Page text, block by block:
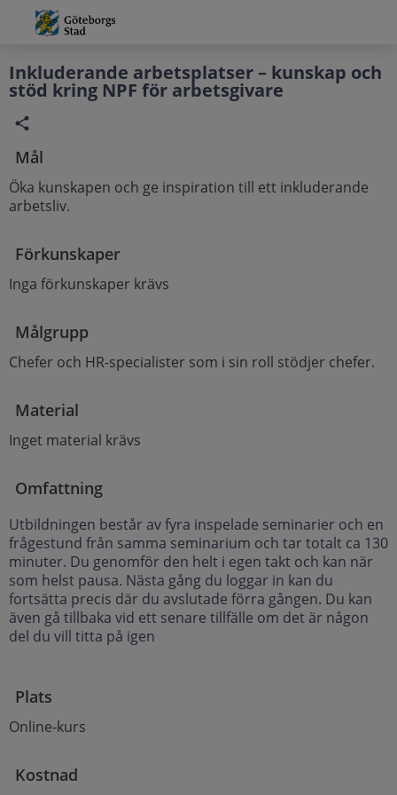
Grade
Portal
Inkluderande arbetsplatser – kunskap och
stöd kring NPF för arbetsgivare
Mål
Öka kunskapen och ge inspiration till ett inkluderande
arbetsliv.
Förkunskaper
Inga förkunskaper krävs
Målgrupp
Chefer och HR-specialister som i sin roll stödjer chefer.
Material
Inget material krävs
Omfattning
Utbildningen består av fyra inspelade seminarier och en
frågestund från samma seminarium och tar totalt ca 130
minuter. Du genomför den helt i egen takt och kan när
som helst pausa. Nästa gång du loggar in kan du
fortsätta precis där du avslutade förra gången. Du kan
även gå tillbaka vid ett senare tillfälle om det är någon
del du vill titta på igen
Plats
Online-kurs
Kostnad